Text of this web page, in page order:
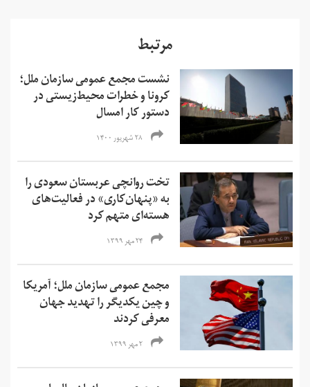
مرتبط
نشست مجمع عمومی سازمان ملل؛
کرونا و خطرات محیط‌زیستی در
دستور کار امسال
۲۸ شهریور ۱۴۰۰
تخت روانچی عربستان سعودی را
به «پنهان‌کاری» در فعالیت‌های
هسته‌ای متهم کرد
۲۴ مهر ۱۳۹۹
مجمع عمومی سازمان ملل؛ آمریکا
و‌ چین یکدیگر را تهدید جهان
معرفی کردند
۲ مهر ۱۳۹۹